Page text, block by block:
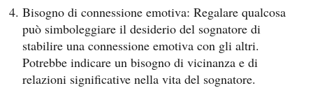
Bisogno di connessione emotiva: Regalare qualcosa
può simboleggiare il desiderio del sognatore di
stabilire una connessione emotiva con gli altri.
Potrebbe indicare un bisogno di vicinanza e di
relazioni significative nella vita del sognatore.